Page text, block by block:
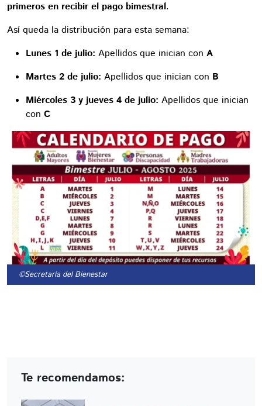
primeros en recibir el pago bimestral.
Así queda la distribución para esta semana:
Lunes 1 de julio: Apellidos que inician con A
Martes 2 de julio: Apellidos que inician con B
Miércoles 3 y jueves 4 de julio: Apellidos que inician
con C
©Secretaría del Bienestar
Te recomendamos: